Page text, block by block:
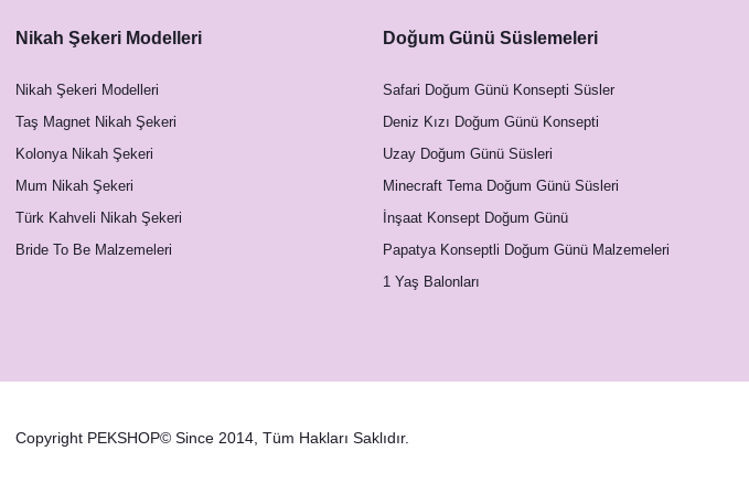
Nikah Şekeri Modelleri
Nikah Şekeri Modelleri
Taş Magnet Nikah Şekeri
Kolonya Nikah Şekeri
Mum Nikah Şekeri
Türk Kahveli Nikah Şekeri
Bride To Be Malzemeleri
Doğum Günü Süslemeleri
Safari Doğum Günü Konsepti Süsler
Deniz Kızı Doğum Günü Konsepti
Uzay Doğum Günü Süsleri
Minecraft Tema Doğum Günü Süsleri
İnşaat Konsept Doğum Günü
Papatya Konseptli Doğum Günü Malzemeleri
1 Yaş Balonları
Copyright PEKSHOP© Since 2014, Tüm Hakları Saklıdır.